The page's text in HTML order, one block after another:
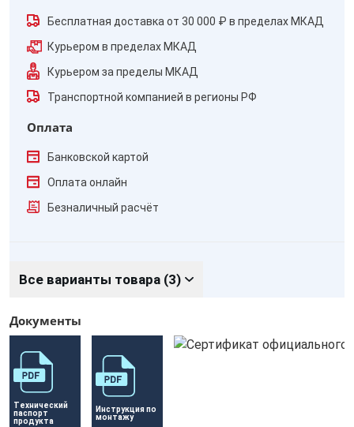
Бесплатная доставка от 30 000 ₽ в пределах МКАД
Курьером в пределах МКАД
Курьером за пределы МКАД
Транспортной компанией в регионы РФ
Оплата
Банковской картой
Оплата онлайн
Безналичный расчёт
Все варианты товара (3)
Документы
Технический
паспорт
продукта
Инструкция по
монтажу